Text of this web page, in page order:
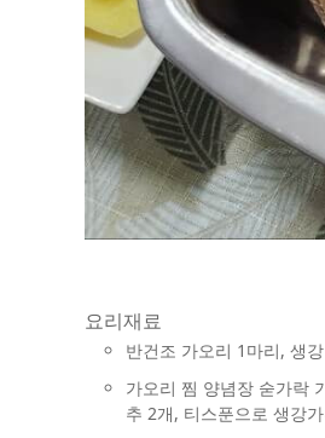
요리재료
반건조 가오리 1마리, 생
가오리 찜 양념장 숟가락
추 2개, 티스푼으로 생강